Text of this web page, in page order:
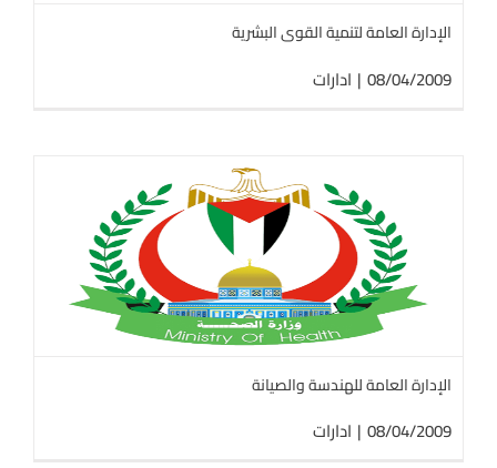
الإدارة العامة لتنمية القوى البشرية
08/04/2009
| ادارات
الإدارة العامة للهندسة والصيانة
08/04/2009
| ادارات